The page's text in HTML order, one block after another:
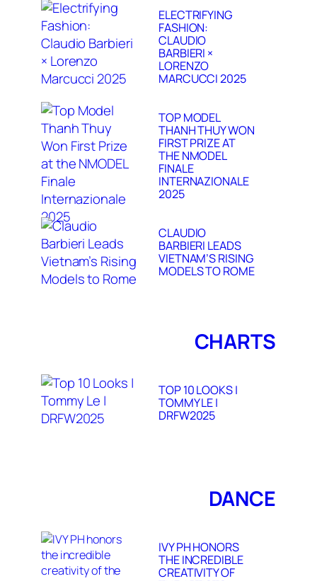
ELECTRIFYING
FASHION:
CLAUDIO
BARBIERI ×
LORENZO
MARCUCCI 2025
TOP MODEL
THANH THUY WON
FIRST PRIZE AT
THE NMODEL
FINALE
INTERNAZIONALE
2025
CLAUDIO
BARBIERI LEADS
VIETNAM’S RISING
MODELS TO ROME
CHARTS
TOP 10 LOOKS |
TOMMY LE |
DRFW2025
DANCE
IVY PH HONORS
THE INCREDIBLE
CREATIVITY OF